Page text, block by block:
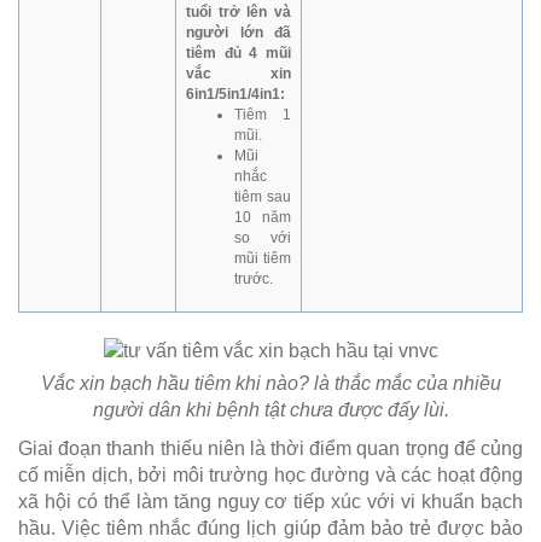
tuổi trở lên và
người lớn đã
tiêm đủ 4 mũi
vắc xin
6in1/5in1/4in1:
Tiêm 1
mũi.
Mũi
nhắc
tiêm sau
10 năm
so với
mũi tiêm
trước.
Vắc xin bạch hầu tiêm khi nào? là thắc mắc của nhiều
người dân khi bệnh tật chưa được đẩy lùi.
Giai đoạn thanh thiếu niên là thời điểm quan trọng để củng
cố miễn dịch, bởi môi trường học đường và các hoạt động
xã hội có thể làm tăng nguy cơ tiếp xúc với vi khuẩn bạch
hầu. Việc tiêm nhắc đúng lịch giúp đảm bảo trẻ được bảo